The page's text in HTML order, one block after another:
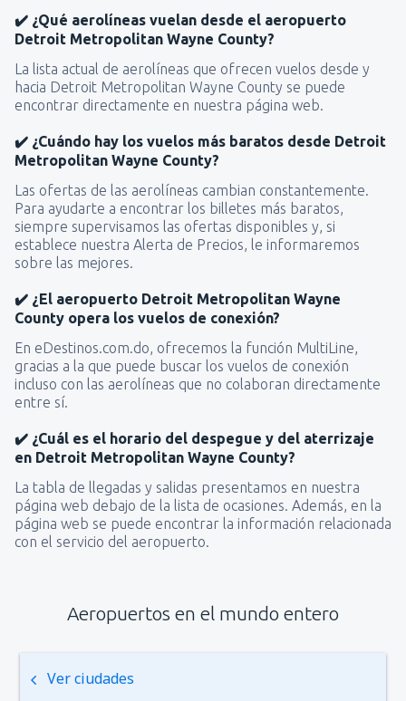
✔️ ¿Qué aerolíneas vuelan desde el aeropuerto
Detroit Metropolitan Wayne County?
La lista actual de aerolíneas que ofrecen vuelos desde y
hacia Detroit Metropolitan Wayne County se puede
encontrar directamente en nuestra página web.
✔️ ¿Cuándo hay los vuelos más baratos desde Detroit
Metropolitan Wayne County?
Las ofertas de las aerolíneas cambian constantemente.
Para ayudarte a encontrar los billetes más baratos,
siempre supervisamos las ofertas disponibles y, si
establece nuestra Alerta de Precios, le informaremos
sobre las mejores.
✔️ ¿El aeropuerto Detroit Metropolitan Wayne
County opera los vuelos de conexión?
En eDestinos.com.do, ofrecemos la función MultiLine,
gracias a la que puede buscar los vuelos de conexión
incluso con las aerolíneas que no colaboran directamente
entre sí.
✔️ ¿Cuál es el horario del despegue y del aterrizaje
en Detroit Metropolitan Wayne County?
La tabla de llegadas y salidas presentamos en nuestra
página web debajo de la lista de ocasiones. Además, en la
página web se puede encontrar la información relacionada
con el servicio del aeropuerto.
Aeropuertos en el mundo entero
Ver ciudades